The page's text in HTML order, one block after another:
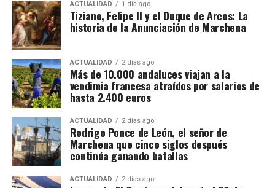
La presencia de internos de Sevilla II en Fátima no
constituye un hecho aislado. En agosto de 2025, la
Archidiócesis de Sevilla informó de otra
peregrinación realizada por personas privadas de
libertad de este mismo centro, una experiencia de
cuatro días que los participantes describieron como
ACTUALIDAD 1 día ago
Tiziano, Felipe II y el Duque de Arcos: La
historia de la Anunciación de Marchena
ACTUALIDAD 2 días ago
Más de 10.000 andaluces viajan a la
vendimia francesa atraídos por salarios de
hasta 2.400 euros
ACTUALIDAD 2 días ago
Rodrigo Ponce de León, el señor de
Marchena que cinco siglos después
continúa ganando batallas
ACTUALIDAD 2 días ago